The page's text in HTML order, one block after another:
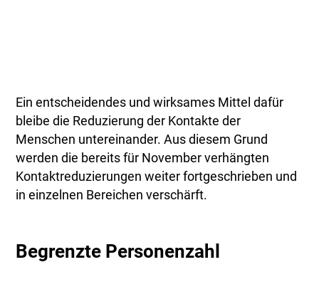
Ein entscheidendes und wirksames Mittel dafür
bleibe die Reduzierung der Kontakte der
Menschen untereinander. Aus diesem Grund
werden die bereits für November verhängten
Kontaktreduzierungen weiter fortgeschrieben und
in einzelnen Bereichen verschärft.
Begrenzte Personenzahl